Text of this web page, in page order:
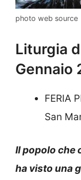
photo web source
Liturgia
Gennaio
FERIA
San
Il popolo che
ha visto una